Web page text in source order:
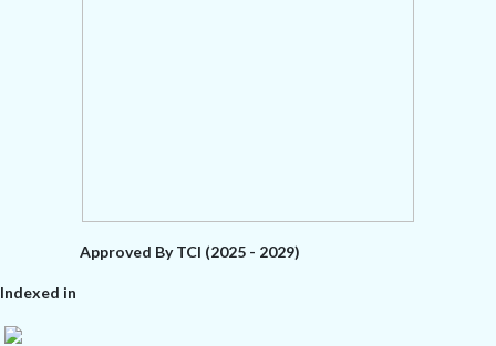
Approved By TCI (2025 - 2029)
Indexed in